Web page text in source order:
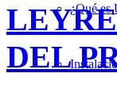
¿Qué es
DEL